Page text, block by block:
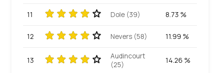
11 Dole (39) 8.73 %
12 Nevers (58) 11.99 %
13
Audincourt
(25)
14.26 %